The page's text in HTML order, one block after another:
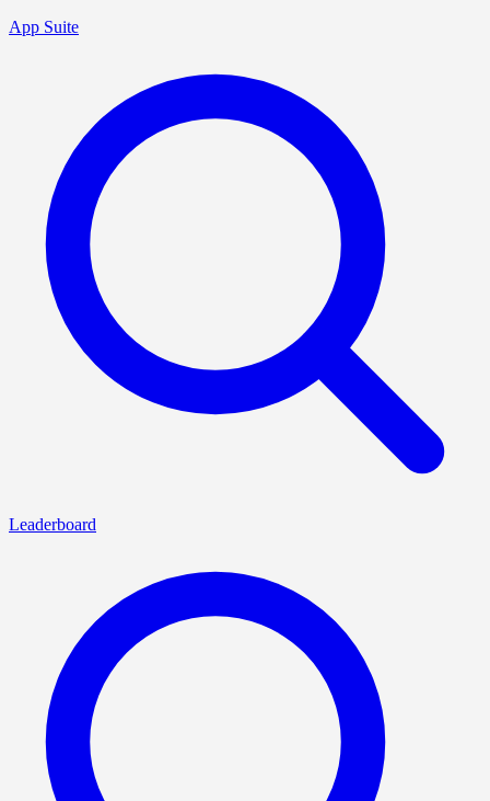
App Suite
Leaderboard